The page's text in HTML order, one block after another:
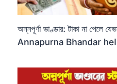
অন্নপূর্ণা ভাণ্ডার: টাকা না পেলে
Annapurna Bhandar